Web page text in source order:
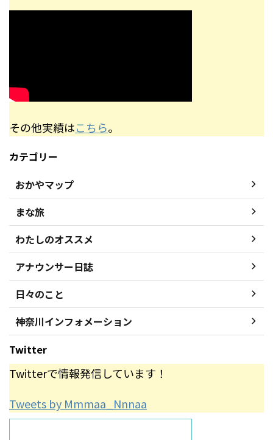
その他実績はこちら。
カテゴリー
おかやマップ
まな旅
わたしのオススメ
アナウンサー日誌
日々のこと
神奈川インフォメーション
Twitter
Twitterで情報発信しています！
Tweets by Mmmaa_Nnnaa